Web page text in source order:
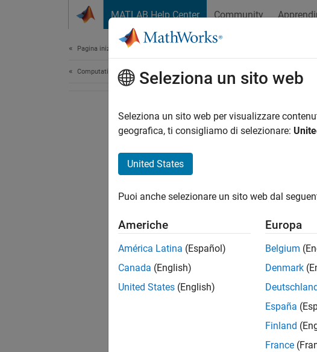
MATLAB Help Center Community
Pagina iniziale della documentazione
Computational FinanceSeleziona un sito web
Seleziona un sito web per visualizzare
geografica, ti consigliamo di selezionare:
United States
Puoi anche selezionare un sito web dal
Americhe
América Latina (Español)
Canada (English)
United States (English)
Europa
Belgium
Denmark
Deutschland
España
Finland
France